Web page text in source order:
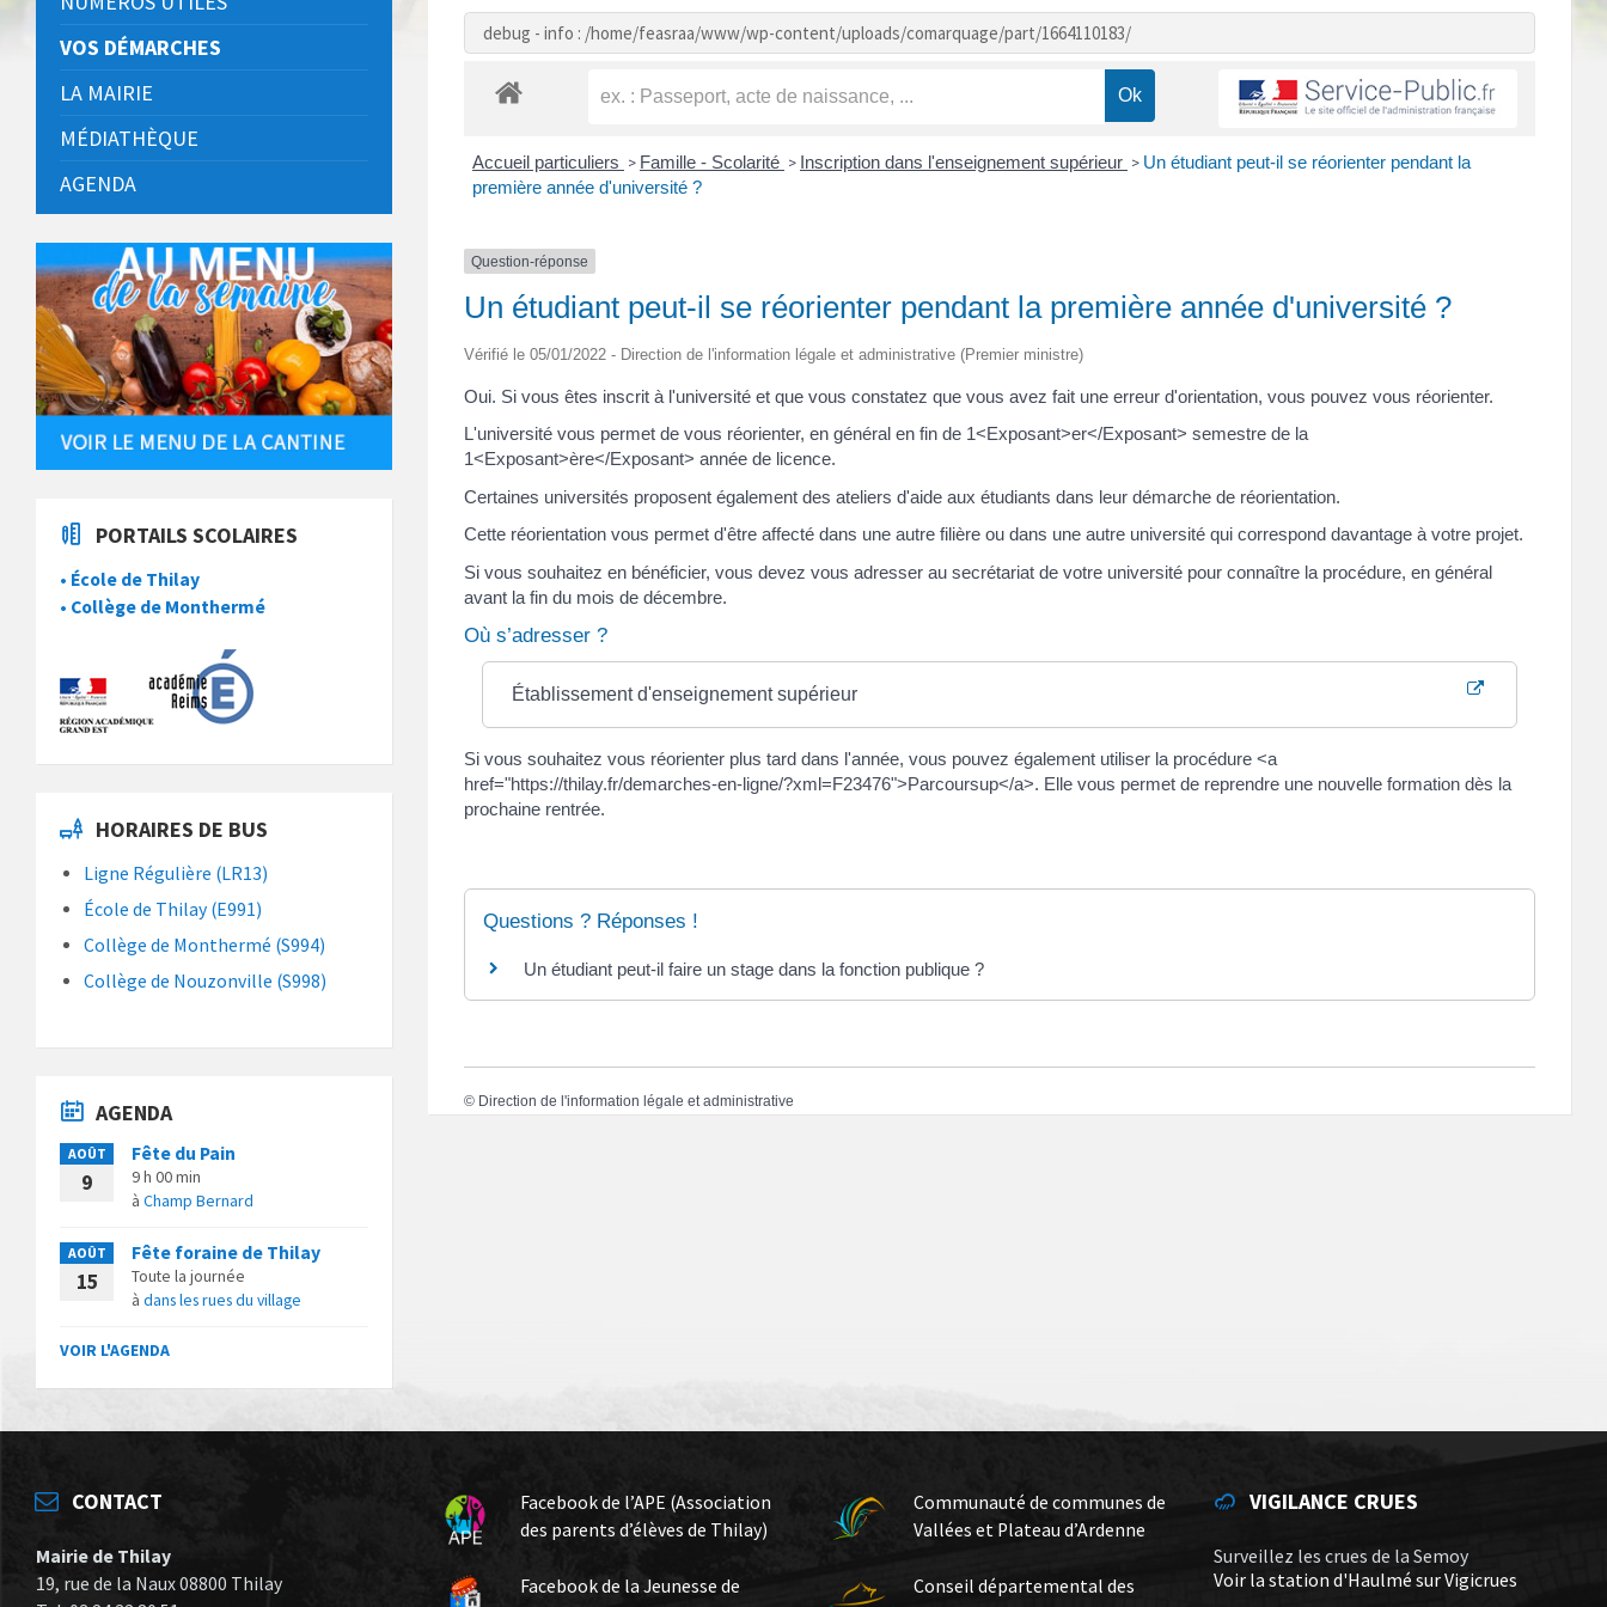
debug - info : /home/feasraa/www/wp-content/uploads/comarquage/part/1664110183/
Accueil particuliers > Famille - Scolarité > Inscription dans l'enseignement supérieur > Un étudiant peut-il se réorienter pendant la
première année d'université ?
Question-réponse
Un étudiant peut-il se réorienter pendant la première année d'université ?
Vérifié le 05/01/2022 - Direction de l'information légale et administrative (Premier ministre)
Oui. Si vous êtes inscrit à l'université et que vous constatez que vous avez fait une erreur d'orientation, vous pouvez vous réorienter.
L'université vous permet de vous réorienter, en général en fin de 1<Exposant>er</Exposant> semestre de la
1<Exposant>ère</Exposant> année de licence.
Certaines universités proposent également des ateliers d'aide aux étudiants dans leur démarche de réorientation.
Cette réorientation vous permet d'être affecté dans une autre filière ou dans une autre université qui correspond davantage à votre projet.
Si vous souhaitez en bénéficier, vous devez vous adresser au secrétariat de votre université pour connaître la procédure, en général
avant la fin du mois de décembre.
Où s’adresser ?
Établissement d'enseignement supérieur
Si vous souhaitez vous réorienter plus tard dans l'année, vous pouvez également utiliser la procédure <a
href="https://thilay.fr/demarches-en-ligne/?xml=F23476">Parcoursup</a>. Elle vous permet de reprendre une nouvelle formation dès la
prochaine rentrée.
Questions ? Réponses !
Un étudiant peut-il faire un stage dans la fonction publique ?
© Direction de l'information légale et administrative
VOS DÉMARCHES
LA MAIRIE
MÉDIATHÈQUE
AGENDA
PORTAILS SCOLAIRES
• École de Thilay
• Collège de Monthermé
HORAIRES DE BUS
Ligne Régulière (LR13)
École de Thilay (E991)
Collège de Monthermé (S994)
Collège de Nouzonville (S998)
AGENDA
AOÛT
9
Fête du Pain
9 h 00 min
à Champ Bernard
AOÛT
15
Fête foraine de Thilay
Toute la journée
à dans les rues du village
VOIR L'AGENDA
CONTACT
Mairie de Thilay
19, rue de la Naux 08800 Thilay
Facebook de l’APE (Association
des parents d’élèves de Thilay)
Facebook de la Jeunesse de
Communauté de communes de
Vallées et Plateau d’Ardenne
Conseil départemental des
VIGILANCE CRUES
Surveillez les crues de la Semoy
Voir la station d'Haulmé sur Vigicrues